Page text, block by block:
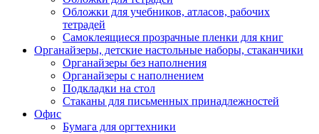
Обложки для учебников, атласов, рабочих
тетрадей
Самоклеящиеся прозрачные пленки для книг
Органайзеры, детские настольные наборы, стаканчики
Органайзеры без наполнения
Органайзеры с наполнением
Подкладки на стол
Стаканы для письменных принадлежностей
Офис
Бумага для оргтехники